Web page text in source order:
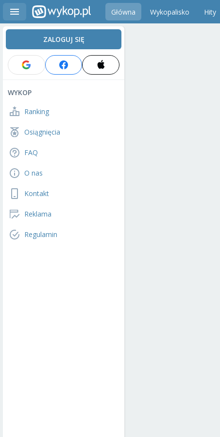
Główna Wykopalisko Hity
ZALOGUJ SIĘ
WYKOP
Ranking
Osiągnięcia
FAQ
O nas
Kontakt
Reklama
Regulamin